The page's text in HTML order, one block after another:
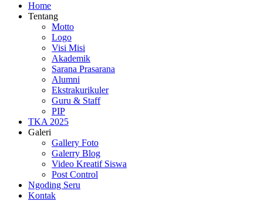
Home
Tentang
Motto
Logo
Visi Misi
Akademik
Sarana Prasarana
Alumni
Ekstrakurikuler
Guru & Staff
PIP
TKA 2025
Galeri
Gallery Foto
Galerry Blog
Video Kreatif Siswa
Post Control
Ngoding Seru
Kontak